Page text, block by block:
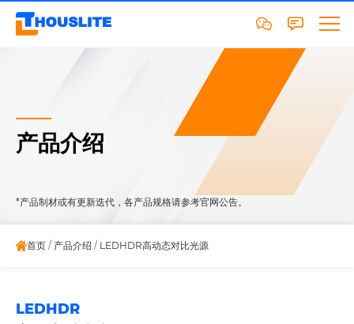
产品介绍
*产品制材或有更新迭代，各产品规格请参考官网公告。
首页 / 产品介绍 / LEDHDR高动态对比光源
LEDHDR